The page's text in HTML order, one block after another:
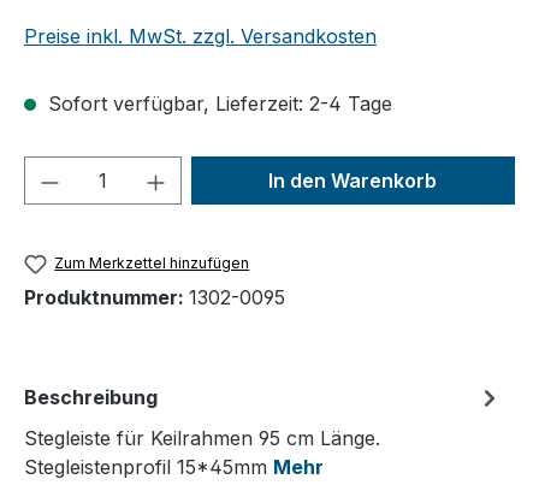
Preise inkl. MwSt. zzgl. Versandkosten
Sofort verfügbar, Lieferzeit: 2-4 Tage
Produkt Anzahl: Gib denIn den Warenkorb
Zum Merkzettel hinzufügen
Produktnummer: 1302-0095
Beschreibung
Stegleiste für Keilrahmen 95 cm Länge.
Stegleistenprofil 15*45mm Mehr